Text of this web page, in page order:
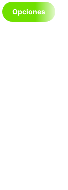
Opciones
Este
producto